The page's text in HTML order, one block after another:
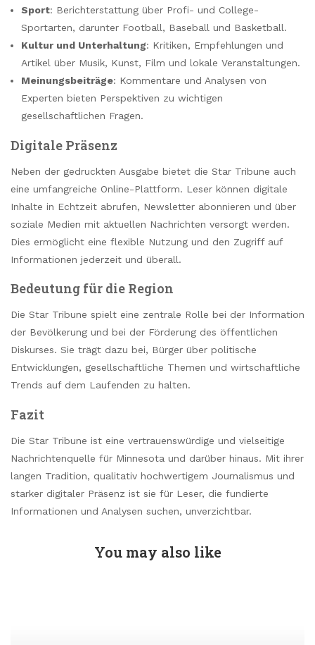
Sport: Berichterstattung über Profi- und College-
Sportarten, darunter Football, Baseball und Basketball.
Kultur und Unterhaltung: Kritiken, Empfehlungen und
Artikel über Musik, Kunst, Film und lokale Veranstaltungen.
Meinungsbeiträge: Kommentare und Analysen von
Experten bieten Perspektiven zu wichtigen
gesellschaftlichen Fragen.
Digitale Präsenz
Neben der gedruckten Ausgabe bietet die Star Tribune auch
eine umfangreiche Online-Plattform. Leser können digitale
Inhalte in Echtzeit abrufen, Newsletter abonnieren und über
soziale Medien mit aktuellen Nachrichten versorgt werden.
Dies ermöglicht eine flexible Nutzung und den Zugriff auf
Informationen jederzeit und überall.
Bedeutung für die Region
Die Star Tribune spielt eine zentrale Rolle bei der Information
der Bevölkerung und bei der Förderung des öffentlichen
Diskurses. Sie trägt dazu bei, Bürger über politische
Entwicklungen, gesellschaftliche Themen und wirtschaftliche
Trends auf dem Laufenden zu halten.
Fazit
Die Star Tribune ist eine vertrauenswürdige und vielseitige
Nachrichtenquelle für Minnesota und darüber hinaus. Mit ihrer
langen Tradition, qualitativ hochwertigem Journalismus und
starker digitaler Präsenz ist sie für Leser, die fundierte
Informationen und Analysen suchen, unverzichtbar.
You may also like